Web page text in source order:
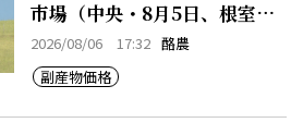
市場（中央・8月5日、根室・8
月5日）
2026/08/06 17:32 酪農
副産物価格